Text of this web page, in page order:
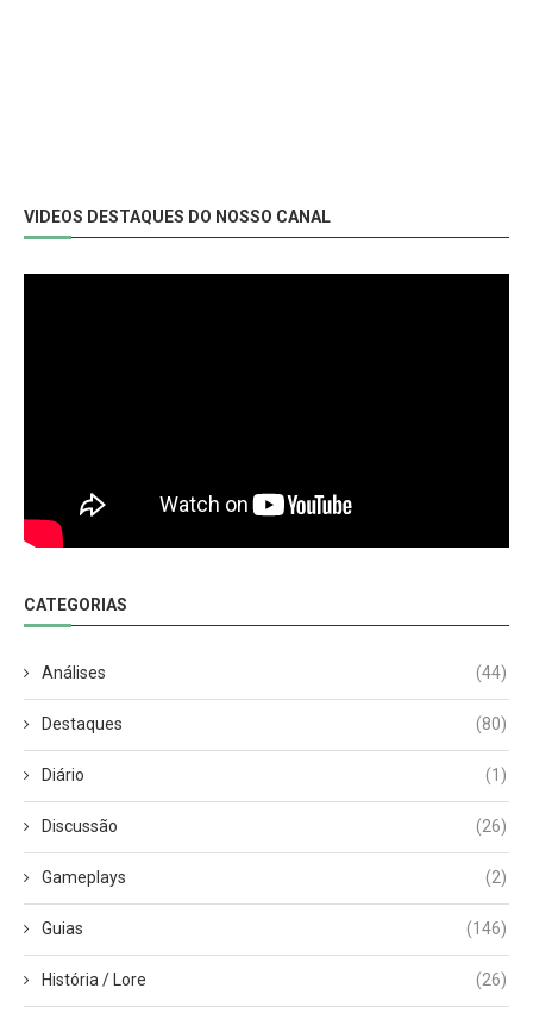
VIDEOS DESTAQUES DO NOSSO CANAL
CATEGORIAS
Análises (44)
Destaques (80)
Diário (1)
Discussão (26)
Gameplays (2)
Guias (146)
História / Lore (26)